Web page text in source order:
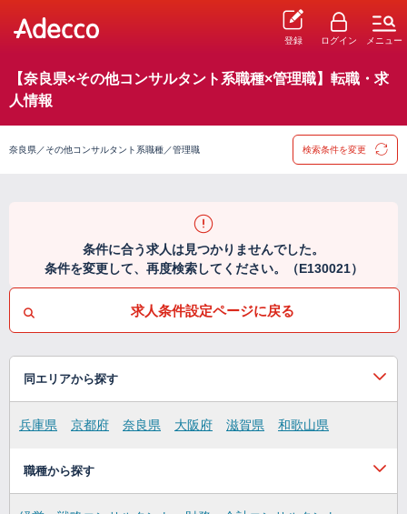
登録 ログイン メニュー
【奈良県×その他コンサルタント系職種×管理職】転職・求
人情報
奈良県／その他コンサルタント系職種／管理職 検索条件を変更
条件に合う求人は見つかりませんでした。
条件を変更して、再度検索してください。（E130021）
求人条件設定ページに戻る
同エリアから探す
兵庫県 京都府 奈良県 大阪府 滋賀県 和歌山県
職種から探す